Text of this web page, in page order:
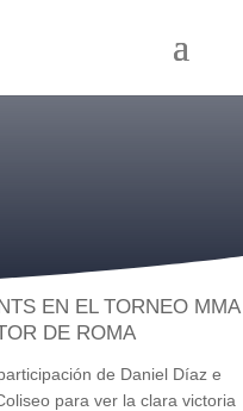
EN EL TORNEO MMA
DE ROMA
de Daniel Díaz e
para ver la clara victoria